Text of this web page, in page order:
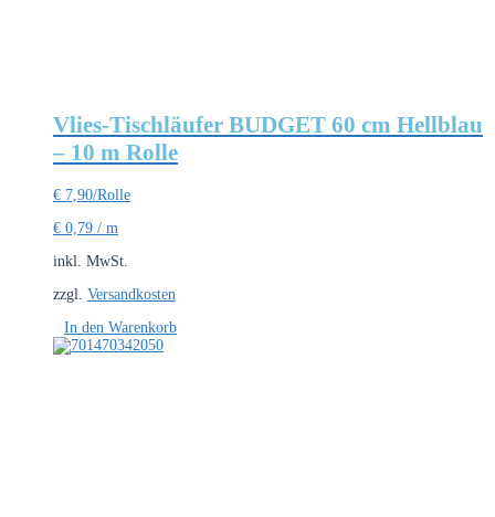
Vlies-Tischläufer BUDGET 60 cm Hellblau
– 10 m Rolle
€ 7,90/Rolle
€ 0,79 / m
inkl. MwSt.
zzgl. Versandkosten
In den Warenkorb